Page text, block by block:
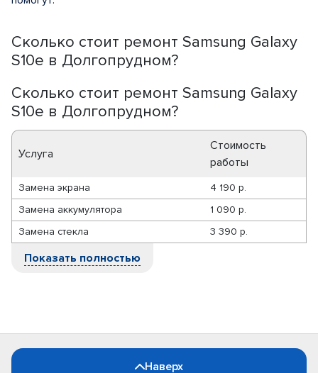
Сколько стоит ремонт Samsung Galaxy
S10e в Долгопрудном?
Сколько стоит ремонт Samsung Galaxy
S10e в Долгопрудном?
Услуга
Стоимость
работы
Замена экрана
4 190 р.
Замена аккумулятора
1 090 р.
Замена стекла
3 390 р.
Показать полностью
Наверх